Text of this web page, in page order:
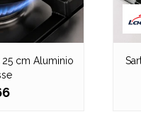
25 cm Aluminio